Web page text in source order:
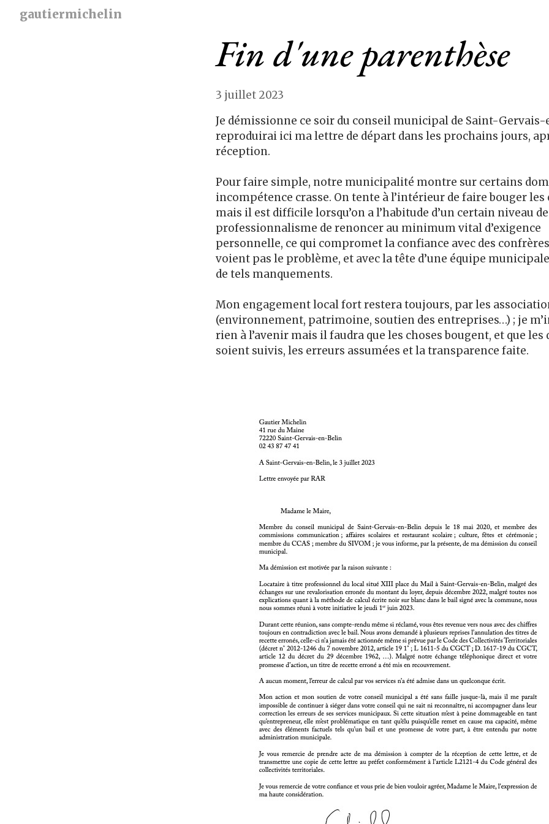
gautiermichelin
Fin d'une parenthèse
3 juillet 2023
Je démissionne ce soir du conseil municipal de Saint-Gervais-
reproduirai ici ma lettre de départ dans les prochains jours,
réception.
Pour faire simple, notre municipalité montre sur certains
incompétence crasse. On tente à l’intérieur de faire bouger les
mais il est difficile lorsqu’on a l’habitude d’un certain niveau de
professionnalisme de renoncer au minimum vital d’exigence
personnelle, ce qui compromet la confiance avec des
voient pas le problème, et avec la tête d’une équipe
de tels manquements.
Mon engagement local fort restera toujours, par les
(environnement, patrimoine, soutien des entreprises…) ; je
rien à l’avenir mais il faudra que les choses bougent, et que les
soient suivis, les erreurs assumées et la transparence faite.